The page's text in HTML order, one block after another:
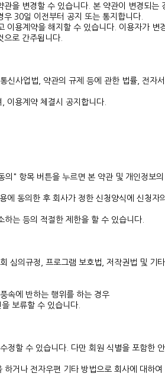
을 변경할 수 있습니다. 본 약관이 변경되는
30일 이전부터 공지 또는 통지합니다.
용계약을 해지할 수 있습니다. 이용자가 변
로 간주됩니다.
신사업법, 약관의 규제 등에 관한 법률, 전자
이용계약 체결시 공지합니다.
" 항목 버튼을 누르면 본 약관 및 개인정보의
동의한 후 회사가 정한 신청양식에 신청자
는 등의 적절한 제한을 할 수 있습니다.
심의규정, 프로그램 보호법, 저작권법 및 기
속에 반하는 행위를 하는 경우
보류할 수 있습니다.
할 수 있습니다. 다만 회원 식별을 포함한 안
거나 전자우편 기타 방법으로 회사에 대하여